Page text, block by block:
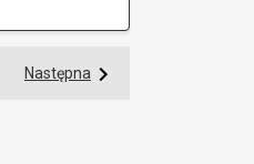
Następna